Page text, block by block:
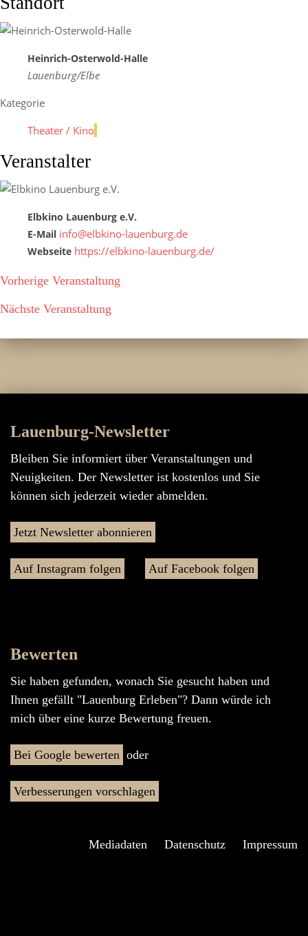
Heinrich-Osterwold-Halle
Lauenburg/Elbe
Kategorie
Theater / Kino
Veranstalter
Elbkino Lauenburg e.V.
E-Mail info@elbkino-lauenburg.de
Webseite https://elbkino-lauenburg.de/
Vorherige Veranstaltung
Nächste Veranstaltung
Lauenburg-Newsletter
Bleiben Sie informiert über Veranstaltungen und
Neuigkeiten. Der Newsletter ist kostenlos und Sie
können sich jederzeit wieder abmelden.
Jetzt Newsletter abonnieren
Auf Instagram folgen Auf Facebook folgen
Bewerten
Sie haben gefunden, wonach Sie gesucht haben und
Ihnen gefällt "Lauenburg Erleben"? Dann würde ich
mich über eine kurze Bewertung freuen.
Bei Google bewerten oder
Verbesserungen vorschlagen
Mediadaten Datenschutz Impressum